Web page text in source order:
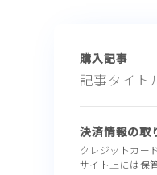
購入記事
記事タイト
決済情報の取
クレジットカー
サイト上には保